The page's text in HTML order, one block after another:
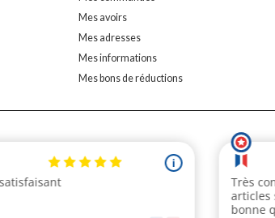
Mes avoirs
Mes adresses
Mes informations
Mes bons de réductions